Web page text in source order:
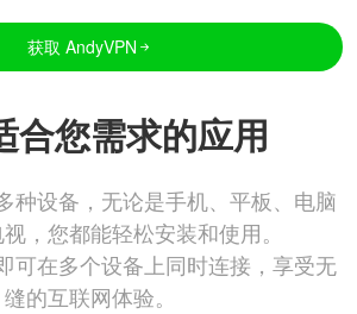
获取 AndyVPN
合您需求的应用
种设备，无论是手机、平板、电脑
，您都能轻松安装和使用。
可在多个设备上同时连接，享受无
缝的互联网体验。